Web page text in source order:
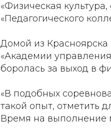
«Физическая
«Педагогического
Домой из Красноярска
«Академии
боролась за выход в
«В подобных
такой опыт, отметить
Время на выполнение